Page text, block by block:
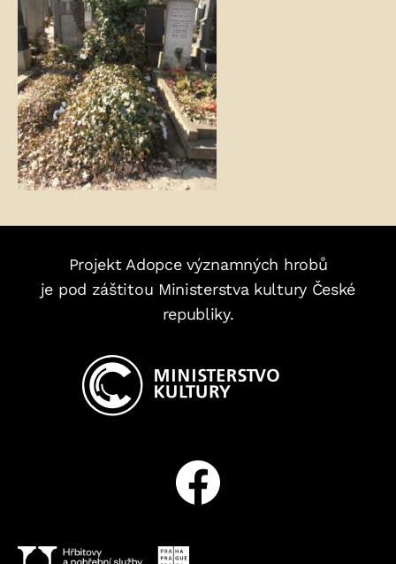
Projekt Adopce významných hrobů
je pod záštitou Ministerstva kultury České
republiky.
Facebook